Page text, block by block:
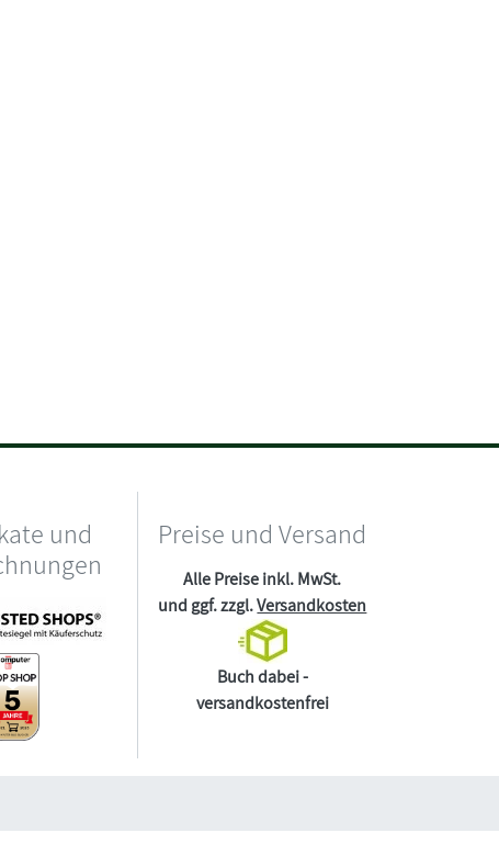
und
Preise und Versand
Alle Preise inkl. MwSt.
und ggf. zzgl.Versandkosten
Buch dabei -
versandkostenfrei